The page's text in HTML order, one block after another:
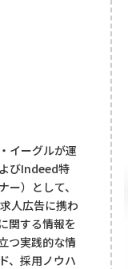
イーグルが運
びIndeed特
）として、
人広告に携わ
関する情報を
つ実践的な情
、採用ノウハ